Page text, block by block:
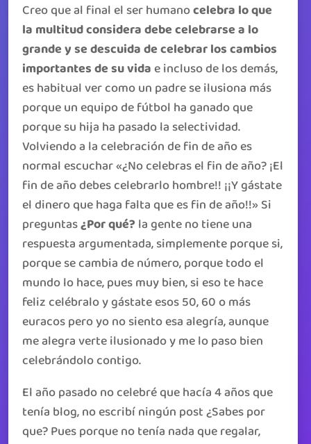
Creo que al final el ser humanocelebra lo que
la multitud considera debe celebrarse a lo
grande y se descuida de celebrar los cambios
importantes de su vidae incluso de los demás,
es habitual ver como un padre se ilusiona más
porque un equipo de fútbol ha ganado que
porque su hija ha pasado la selectividad.
Volviendo a la celebración de fin de año es
normal escuchar «¿No celebras el fin de año? ¡El
fin de año debes celebrarlo hombre!! ¡¡Y gástate
el dinero que haga falta que es fin de año!!» Si
preguntas¿Por qué? la gente no tiene una
respuesta argumentada, simplemente porque si,
porque se cambia de número, porque todo el
mundo lo hace, pues muy bien, si eso te hace
feliz celébralo y gástate esos 50, 60 o más
euracos pero yo no siento esa alegría, aunque
me alegra verte ilusionado y me lo paso bien
celebrándolo contigo.
El año pasado no celebré que hacía 4 años que
tenía blog, no escribí ningún post ¿Sabes por
que? Pues porque no tenía nada que regalar,